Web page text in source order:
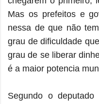
Mas os prefeitos e
nessa de que não
grau de dificuldade
grau de se liberar
é a maior potencia
Segundo o deputado